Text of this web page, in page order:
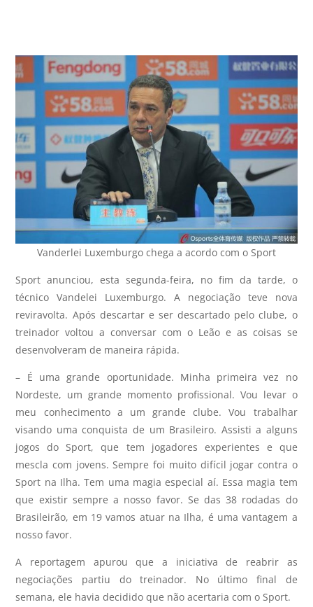
Vanderlei Luxemburgo chega a acordo com o Sport
Sport anunciou, esta segunda-feira, no fim da tarde, o
técnico Vandelei Luxemburgo. A negociação teve nova
reviravolta. Após descartar e ser descartado pelo clube, o
treinador voltou a conversar com o Leão e as coisas se
desenvolveram de maneira rápida.
– É uma grande oportunidade. Minha primeira vez no
Nordeste, um grande momento profissional. Vou levar o
meu conhecimento a um grande clube. Vou trabalhar
visando uma conquista de um Brasileiro. Assisti a alguns
jogos do Sport, que tem jogadores experientes e que
mescla com jovens. Sempre foi muito difícil jogar contra o
Sport na Ilha. Tem uma magia especial aí. Essa magia tem
que existir sempre a nosso favor. Se das 38 rodadas do
Brasileirão, em 19 vamos atuar na Ilha, é uma vantagem a
nosso favor.
A reportagem apurou que a iniciativa de reabrir as
negociações partiu do treinador. No último final de
semana, ele havia decidido que não acertaria com o Sport.